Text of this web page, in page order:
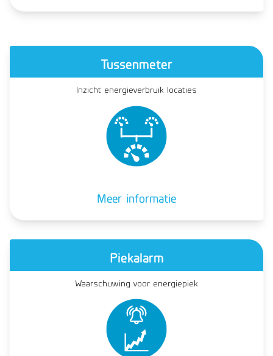
Tussenmeter
Inzicht energieverbruik locaties
Meer informatie
Piekalarm
Waarschuwing voor energiepiek